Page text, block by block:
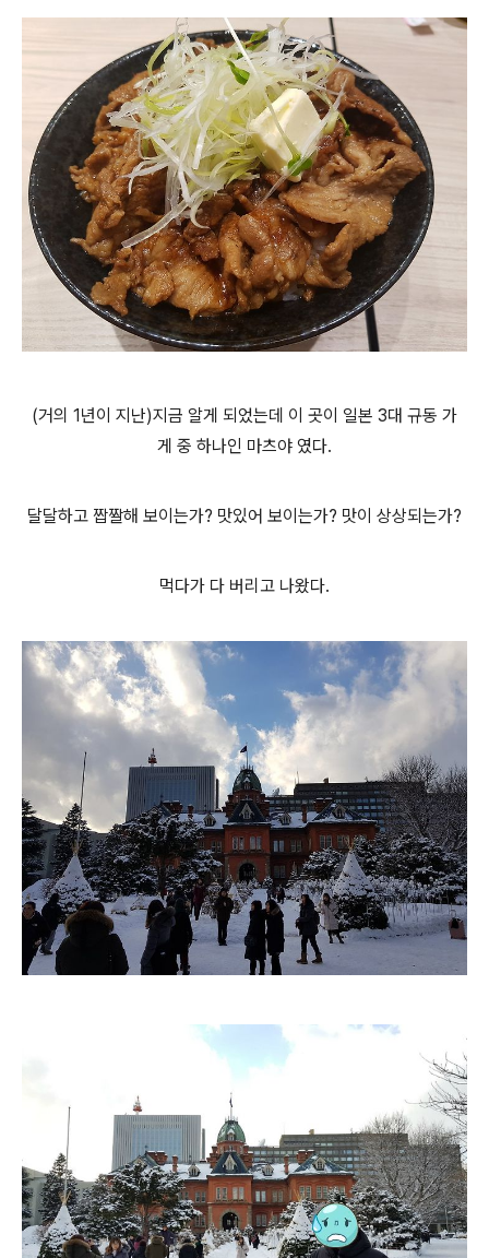
(거의 1년이 지난)지금 알게 되었는데 이 곳이 일본 3대 규동 가
게 중 하나인 마츠야 였다.
달달하고 짭짤해 보이는가? 맛있어 보이는가? 맛이 상상되는가?
먹다가 다 버리고 나왔다.